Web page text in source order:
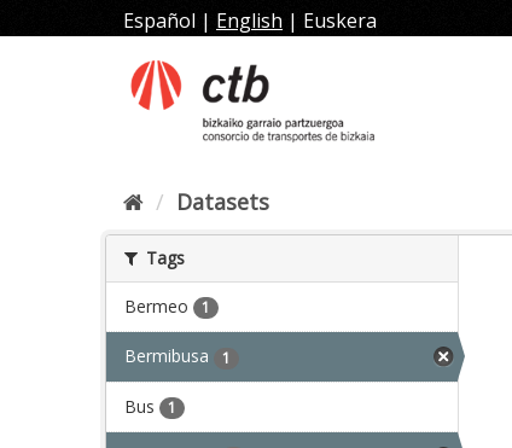
to
Español | English | Euskera
Datasets
Tags
Bermeo 1
Bermibusa 1
Bus 1